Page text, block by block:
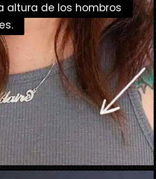
altura de los hombros
altura de los hombros